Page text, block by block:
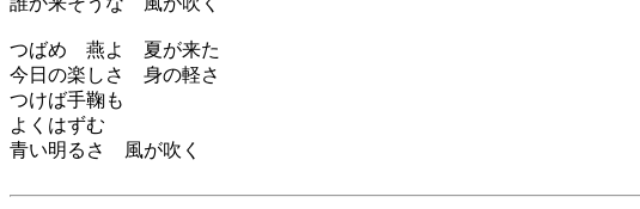
つばめ 燕よ 夏が来た
今日の楽しさ 身の軽さ
つけば手鞠も
よくはずむ
青い明るさ 風が吹く